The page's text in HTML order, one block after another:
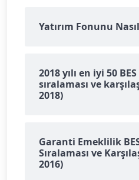
Yatırım Fonunu
2018 yılı en iyi 50
sıralaması ve
2018)
Garanti Emeklilik
Sıralaması ve
2016)